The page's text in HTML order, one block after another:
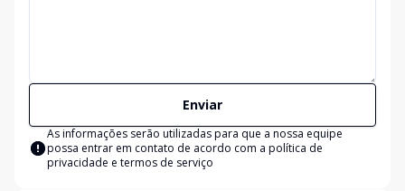
Enviar
As informações serão utilizadas para que a nossa equipe
possa entrar em contato de acordo com a política de
privacidade e termos de serviço